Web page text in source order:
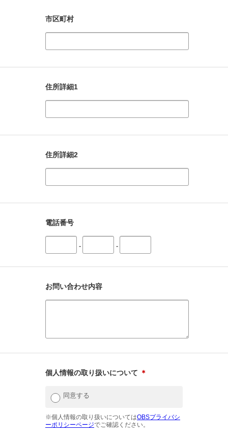
市区町村
住所詳細1
住所詳細2
電話番号
- -
お問い合わせ内容
個人情報の取り扱いについて ＊
同意する
※個人情報の取り扱いについてはOBSプライバシ
ーポリシーページでご確認ください。